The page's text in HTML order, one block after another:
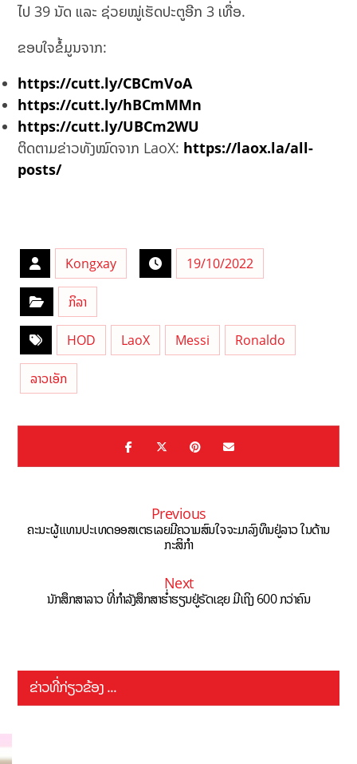
ໄປ 39 ນັດ ແລະ ຊ່ວຍໝູ່ເຮັດປະຕູອີກ 3 ເທື່ອ.
ຂອບໃຈຂໍ້ມູນຈາກ:
https://cutt.ly/CBCmVoA
https://cutt.ly/hBCmMMn
https://cutt.ly/UBCm2WU
ຕິດຕາມຂ່າວທັງໝົດຈາກ LaoX: https://laox.la/all-
posts/
Kongxay 19/10/2022
ກິລາ
HOD LaoX Messi Ronaldo
ລາວເອັກ
Previous
ຄະນະຜູ້ແທນປະເທດອອສເຕຣເລຍມີຄວາມສົນໃຈຈະມາລົງທຶນຢູ່ລາວ ໃນດ້ານ
ກະສິກຳ
Next
ນັກສຶກສາລາວ ທີ່ກໍາລັງສຶກສາຮໍ່າຮຽນຢູ່ຣັດເຊຍ ມີເຖິງ 600 ກວ່າຄົນ
ຂ່າວທີ່ກ່ຽວຂ້ອງ ...